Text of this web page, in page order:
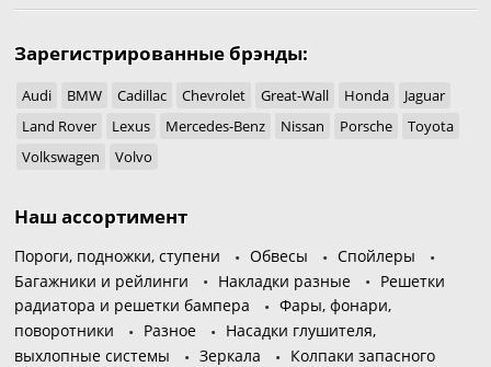
Зарегистрированные брэнды:
Audi BMW Cadillac Chevrolet Great-Wall Honda
Jaguar
Land Rover
Lexus Mercedes-Benz Nissan Porsche
Toyota
Volkswagen
Volvo
Наш ассортимент
Пороги, подножки, ступени Обвесы
Спойлеры
Багажники и рейлинги
Накладки разные
Решетки
радиатора и решетки бампера
Фары, фонари,
поворотники
Разное
Насадки глушителя,
выхлопные системы
Зеркала
Колпаки запасного